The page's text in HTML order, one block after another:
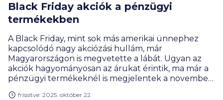
Black Friday akciók a pénzügyi
termékekben
A Black Friday, mint sok más amerikai ünnephez
kapcsolódó nagy akciózási hullám, már
Magyarországon is megvetette a lábát. Ugyan az
akciók hagyományosan az árukat érintik, ma már a
pénzügyi termékeknél is megjelentek a november
frissítve: 2025. október 22.